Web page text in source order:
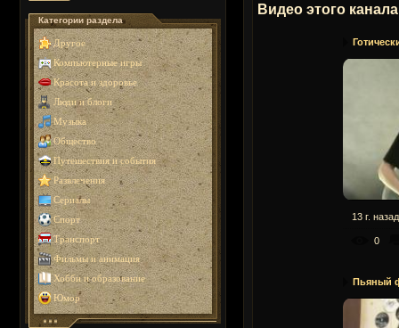
Категории раздела
Другое
Компьютерные игры
Красота и здоровье
Люди и блоги
Музыка
Общество
Путешествия и события
Развлечения
Сериалы
Спорт
Транспорт
Фильмы и анимация
Хобби и образование
Юмор
Видео этого канала
13 г. назад
0
Пьяный